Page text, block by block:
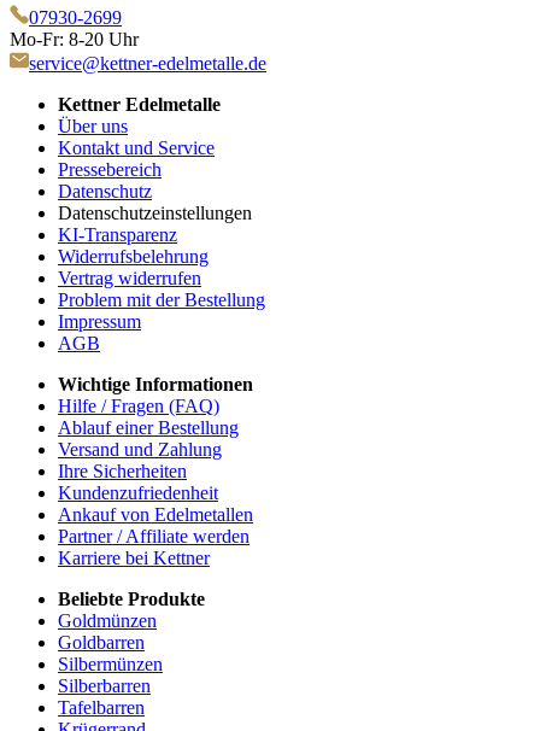
07930-2699
Mo-Fr: 8-20 Uhr
service@kettner-edelmetalle.de
Kettner Edelmetalle
Über uns
Kontakt und Service
Pressebereich
Datenschutz
Datenschutzeinstellungen
KI-Transparenz
Widerrufsbelehrung
Vertrag widerrufen
Problem mit der Bestellung
Impressum
AGB
Wichtige Informationen
Hilfe / Fragen (FAQ)
Ablauf einer Bestellung
Versand und Zahlung
Ihre Sicherheiten
Kundenzufriedenheit
Ankauf von Edelmetallen
Partner / Affiliate werden
Karriere bei Kettner
Beliebte Produkte
Goldmünzen
Goldbarren
Silbermünzen
Silberbarren
Tafelbarren